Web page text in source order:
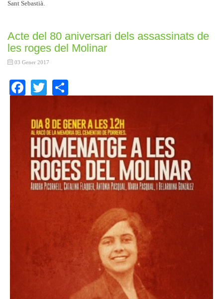
Sant Sebastià.
Acte del 80 aniversari dels assassinats de
les roges del Molinar
03 Gener 2017
Facebook
Twitter